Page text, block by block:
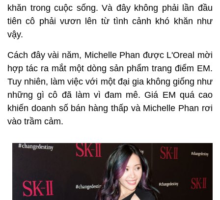
khăn trong cuộc sống. Và đây không phải lần đầu
tiên cô phải vươn lên từ tình cảnh khó khăn như
vậy.
Cách đây vài năm, Michelle Phan được L'Oreal mời
hợp tác ra mắt một dòng sản phẩm trang điểm EM.
Tuy nhiên, làm việc với một đại gia không giống như
những gì cô đã làm vì đam mê. Giá EM quá cao
khiến doanh số bán hàng thấp và Michelle Phan rơi
vào trầm cảm.